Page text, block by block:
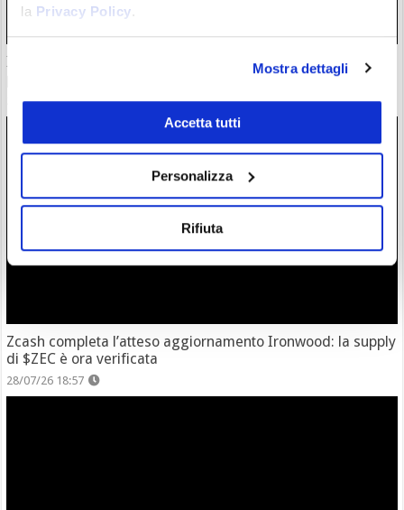
la Privacy Policy.
Mostra dettagli
Accetta tutti
Personalizza
Rifiuta
Il “nuovo Warren Buffett” crolla insieme all’AI. Da marzo
28/07/26 20:17
Zcash completa l’atteso aggiornamento Ironwood: la supply
di $ZEC è ora verificata
28/07/26 18:57